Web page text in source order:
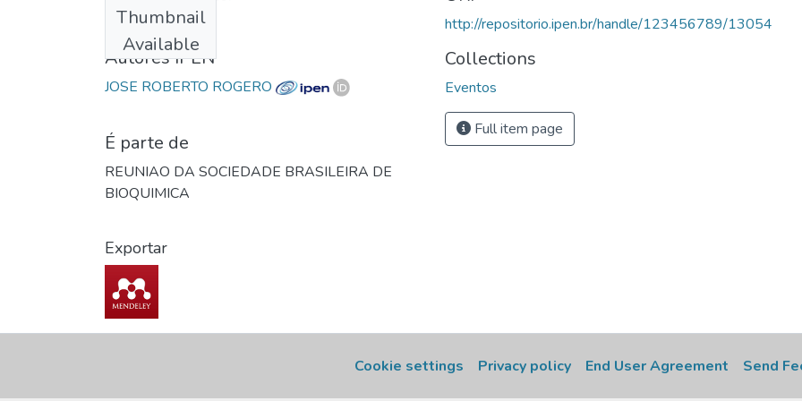
Thumbnail
Available
1988
Autores IPEN
JOSE ROBERTO ROGERO
É parte de
REUNIAO DA SOCIEDADE BRASILEIRA DE
BIOQUIMICA
Exportar
http://repositorio.ipen.br/handle/123456789/13054
Collections
Eventos
Full item page
Cookie settings Privacy policy End User Agreement Send